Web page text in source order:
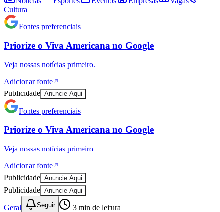
Athletico-PR
Cultura
Fontes preferenciais
Priorize o Viva Americana no Google
Veja nossas notícias primeiro.
Adicionar fonte
Publicidade Anuncie Aqui
Fontes preferenciais
Priorize o Viva Americana no Google
Veja nossas notícias primeiro.
Adicionar fonte
Publicidade Anuncie Aqui
Publicidade Anuncie Aqui
Geral Seguir 3 min de leitura